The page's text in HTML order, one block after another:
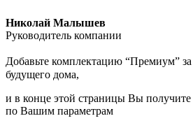
Николай Малышев
Руководитель компании
Добавьте комплектацию “Премиум”
будущего дома,
и в конце этой страницы Вы
по Вашим параметрам